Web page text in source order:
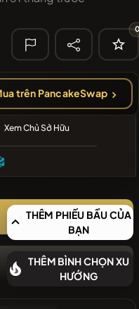
Moon Highway DRUMM
#277
TÌM KIẾM
ĐÂY
có
tiền
gần đây
trên PancakeSwap
Xem Chủ Sở Hữu
THÊM PHIẾU BẦU CỦA
BẠN
THÊM BÌNH CHỌN XU
HƯỚNG